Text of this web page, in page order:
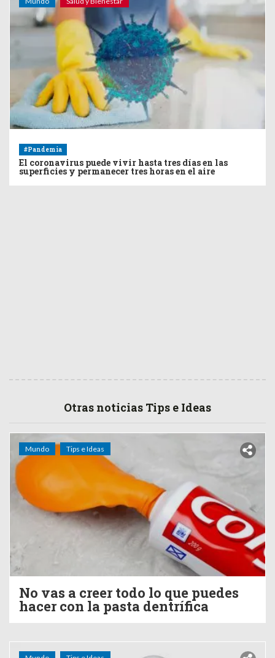
#Pandemia
El coronavirus puede vivir hasta tres días en las
superficies y permanecer tres horas en el aire
Otras noticias Tips e Ideas
Mundo Tips e Ideas
No vas a creer todo lo que puedes
hacer con la pasta dentrífica